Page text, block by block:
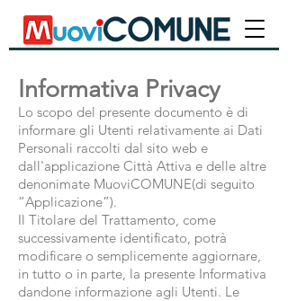
Informativa Privacy
Lo scopo del presente documento è di
informare gli Utenti relativamente ai Dati
Personali raccolti dal sito web e
dall'applicazione Città Attiva e delle altre
denonimate MuoviCOMUNE(di seguito
“Applicazione”).
Il Titolare del Trattamento, come
successivamente identificato, potrà
modificare o semplicemente aggiornare,
in tutto o in parte, la presente Informativa
dandone informazione agli Utenti. Le